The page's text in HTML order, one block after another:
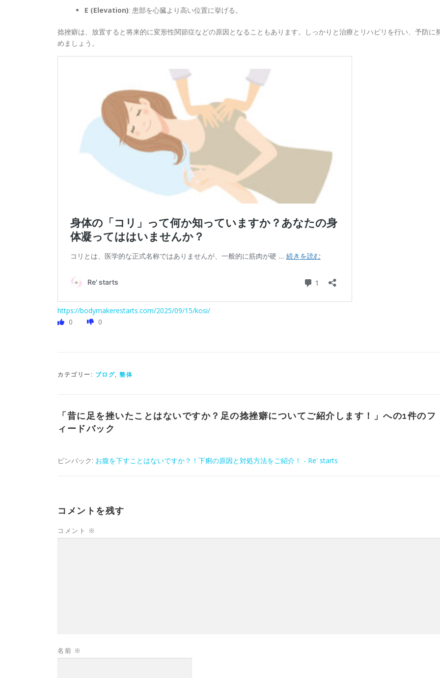
E (Elevation): 患部を心臓より高い位置に挙げる。
捻挫癖は、放置すると将来的に変形性関節症などの原因となることもあります。しっかりと治療とリハビリを行い、予防に
めましょう。
https://bodymakerestarts.com/2025/09/15/kosi/
0
0
カテゴリー: ブログ, 整体
「 昔に足を挫いたことはないですか？足の捻挫癖についてご紹介します！
」への1件のフ
ィードバック
ピンバック: お腹を下すことはないですか？！下痢の原因と対処方法をご紹介！ - Re' starts
コメントを残す
コメント ※
名前 ※